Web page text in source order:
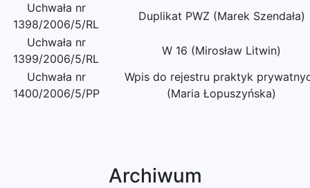
Uchwała nr
1398/2006/5/RL
Duplikat PWZ (Marek Szendała)
Uchwała nr
1399/2006/5/RL
W 16 (Mirosław Litwin)
Uchwała nr
1400/2006/5/PP
Wpis do rejestru praktyk
(Maria Łopuszyńska)
Archiwum